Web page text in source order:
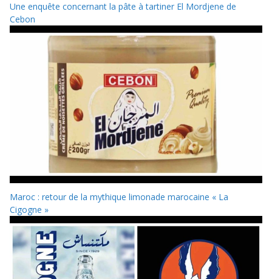
Une enquête concernant la pâte à tartiner El Mordjene de
Cebon
Maroc : retour de la mythique limonade marocaine « La
Cigogne »